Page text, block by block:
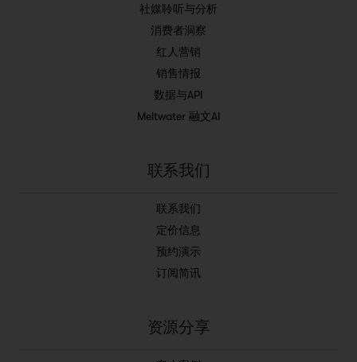
社媒聆听与分析
消费者洞察
红人营销
销售情报
数据与API
Meltwater 融文AI
联系我们
联系我们
定价信息
预约演示
订阅简讯
资源分享